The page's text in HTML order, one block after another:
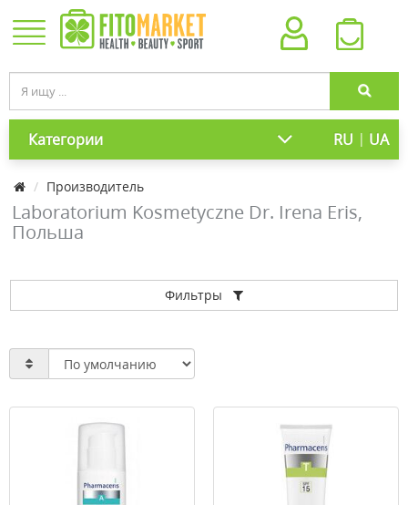
Категории RU | UA
Производитель
Laboratorium Kosmetyczne Dr. Irena Eris,
Польша
Фильтры